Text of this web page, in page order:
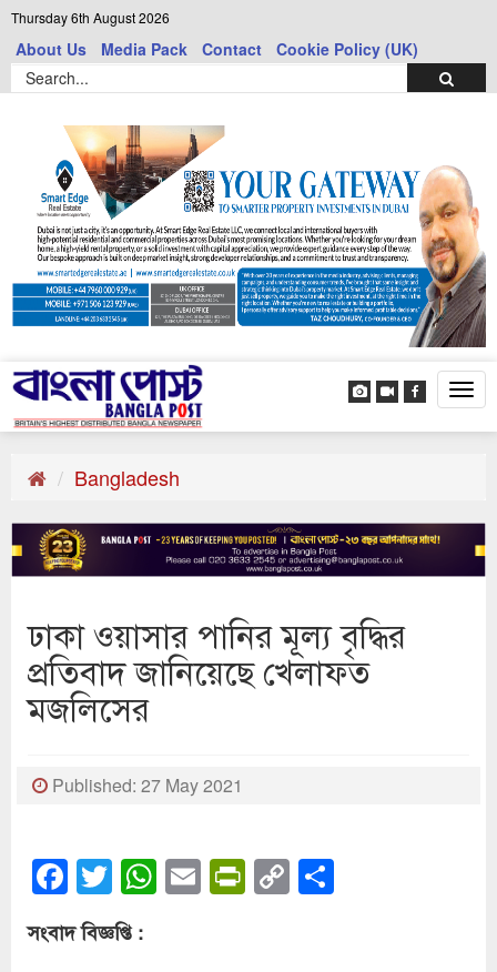
Thursday 6th August 2026
About Us Media Pack Contact Cookie Policy (UK)
Bangladesh
ঢাকা ওয়াসার পানির মূল্য বৃদ্ধির
প্রতিবাদ জানিয়েছে খেলাফত
মজলিসের
Published: 27 May 2021
Facebook
Twitter
WhatsApp
EmailPrintFriendly
Copy
Link
সংবাদ বিজ্ঞপ্তি :